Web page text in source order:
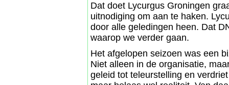
Dat doet Lycurgus Groningen
uitnodiging om aan te haken.
door alle geledingen heen. Dat
waarop we verder gaan.
Het afgelopen seizoen was een
Niet alleen in de organisatie,
geleid tot teleurstelling en